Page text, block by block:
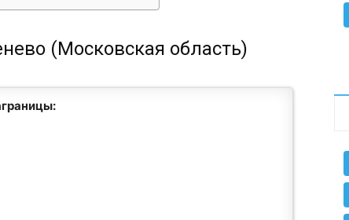
(Московская область)